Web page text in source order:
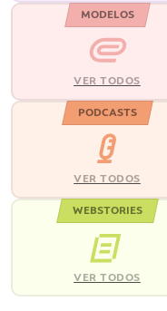
MODELOS
VER TODOS
PODCASTS
VER TODOS
WEBSTORIES
VER TODOS